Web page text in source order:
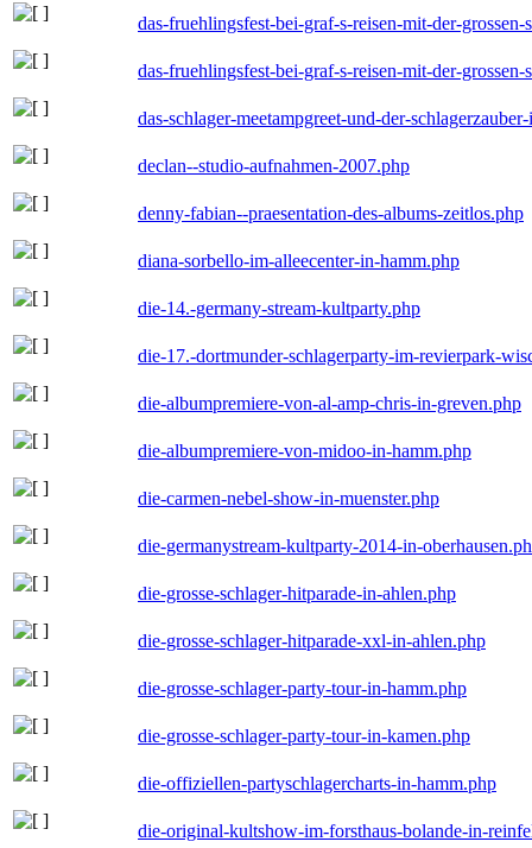
das-fruehlingsfest-bei-graf-s-reisen-mit-der-
das-fruehlingsfest-bei-graf-s-reisen-mit-der-
das-schlager-meetampgreet-und-der-
declan--studio-aufnahmen-2007.php
denny-fabian--praesentation-des-albums-zeitlos.php
diana-sorbello-im-alleecenter-in-hamm.php
die-14.-germany-stream-kultparty.php
die-17.-dortmunder-schlagerparty-im-revierpark-
die-albumpremiere-von-al-amp-chris-in-greven.php
die-albumpremiere-von-midoo-in-hamm.php
die-carmen-nebel-show-in-muenster.php
die-germanystream-kultparty-2014-in-
die-grosse-schlager-hitparade-in-ahlen.php
die-grosse-schlager-hitparade-xxl-in-ahlen.php
die-grosse-schlager-party-tour-in-hamm.php
die-grosse-schlager-party-tour-in-kamen.php
die-offiziellen-partyschlagercharts-in-hamm.php
die-original-kultshow-im-forsthaus-bolande-in-